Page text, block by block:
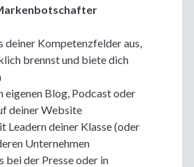
deiner Kompetenzfelder aus,
brennst und biete dich
eigenen Blog, Podcast oder
deiner Website
Leadern deiner Klasse (oder
Unternehmen
bei der Presse oder in